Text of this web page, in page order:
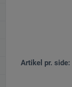
Artikel pr. side: